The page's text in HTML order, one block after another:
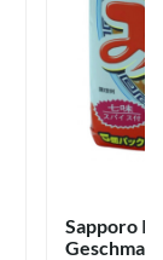
Sapporo